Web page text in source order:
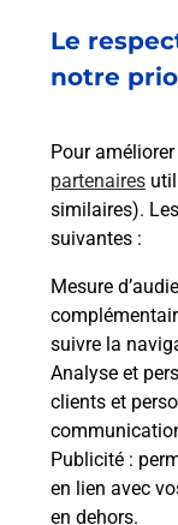
Le
notre
Pour
partenaires
similaires).
suivantes :
Mesure
suivre la
Analyse et
clients et
Publicité :
en lien avec
en dehors.
Acheter un
Vous
de chez vous
téléphones
Poste à
En savoir